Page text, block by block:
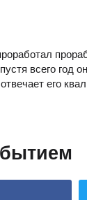
всего год
его